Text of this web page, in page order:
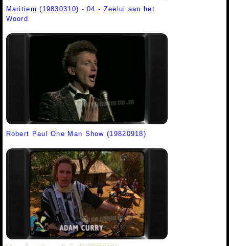
Maritiem (19830310) - 04 - Zeelui aan het
Woord
Robert Paul One Man Show (19820918)